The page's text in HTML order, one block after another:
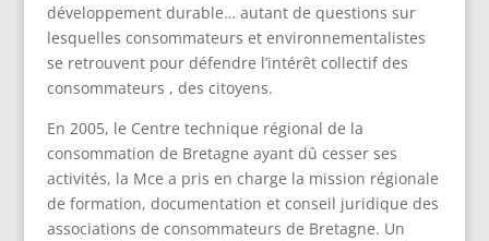
développement durable… autant de questions sur
lesquelles consommateurs et environnementalistes
se retrouvent pour défendre l’intérêt collectif des
consommateurs , des citoyens.
En 2005, le Centre technique régional de la
consommation de Bretagne ayant dû cesser ses
activités, la Mce a pris en charge la mission régionale
de formation, documentation et conseil juridique des
associations de consommateurs de Bretagne. Un